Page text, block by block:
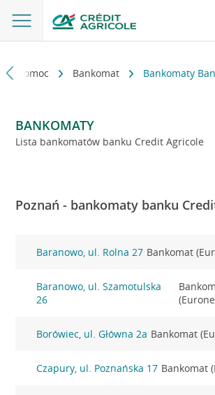
i pomoc Bankomat Bankomaty
BANKOMATY
Lista bankomatów banku Credit Agricole
Poznań - bankomaty banku
Baranowo, ul. Rolna 27 Bankomat
Baranowo, ul. Szamotulska
26
Borówiec, ul. Główna 2a Bankomat
Czapury, ul. Poznańska 17 Bankomat